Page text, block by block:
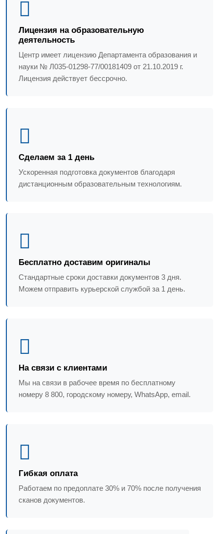
Лицензия на образовательную
деятельность
Центр имеет лицензию Департамента образования и
науки № Л035-01298-77/00181409 от 21.10.2019 г.
Лицензия действует бессрочно.
Сделаем за 1 день
Ускоренная подготовка документов благодаря
дистанционным образовательным технологиям.
Бесплатно доставим оригиналы
Стандартные сроки доставки документов 3 дня.
Можем отправить курьерской службой за 1 день.
На связи с клиентами
Мы на связи в рабочее время по бесплатному
номеру 8 800, городскому номеру, WhatsApp, email.
Гибкая оплата
Работаем по предоплате 30% и 70% после получения
сканов документов.